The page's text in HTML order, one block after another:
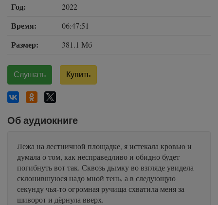
Год: 2022
Время: 06:47:51
Размер: 381.1 Мб
Слушать Купить
Об аудиокниге
Лежа на лестничной площадке, я истекала кровью и
думала о том, как несправедливо и обидно будет
погибнуть вот так. Сквозь дымку во взгляде увидела
склонившуюся надо мной тень, а в следующую
секунду чья-то огромная ручища схватила меня за
шиворот и дёрнула вверх.